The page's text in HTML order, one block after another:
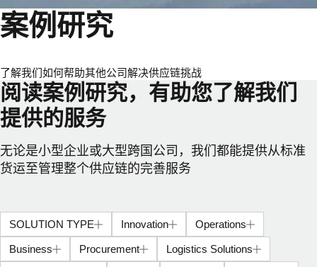
案例研究
了解我们如何帮助其他公司解决供应链挑战
阅读案例研究，有助您了解我们
提供的服务
无论是小型企业或大型跨国公司，我们都能提供从标准
货运至管理整个供应链的完善服务
SOLUTION TYPE Innovation Operations
Business Procurement Logistics Solutions